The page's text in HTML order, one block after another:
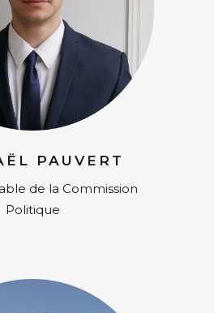
PAUVERT
de la Commission
Politique